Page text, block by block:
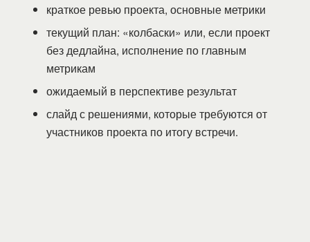
краткое ревью проекта, основные метрики
текущий план: «колбаски» или, если проект
без дедлайна, исполнение по главным
метрикам
ожидаемый в перспективе результат
слайд с решениями, которые требуются от
участников проекта по итогу встречи.